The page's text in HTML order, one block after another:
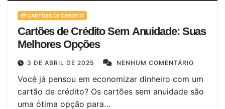
💳 CARTÕES DE CRÉDITO
Cartões de Crédito Sem Anuidade: Suas
Melhores Opções
3 DE ABRIL DE 2025 NENHUM COMENTÁRIO
Você já pensou em economizar dinheiro com um
cartão de crédito? Os cartões sem anuidade são
uma ótima opção para…